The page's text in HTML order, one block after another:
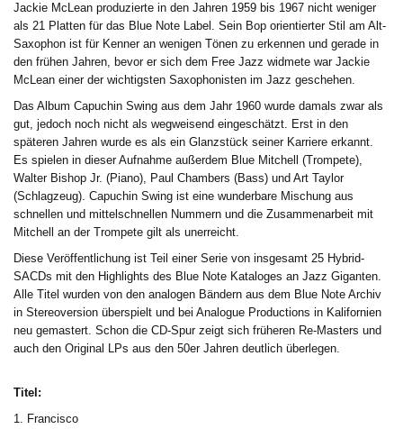
Jackie McLean produzierte in den Jahren 1959 bis 1967 nicht weniger
als 21 Platten für das Blue Note Label. Sein Bop orientierter Stil am Alt-
Saxophon ist für Kenner an wenigen Tönen zu erkennen und gerade in
den frühen Jahren, bevor er sich dem Free Jazz widmete war Jackie
McLean einer der wichtigsten Saxophonisten im Jazz geschehen.
Das Album Capuchin Swing aus dem Jahr 1960 wurde damals zwar als
gut, jedoch noch nicht als wegweisend eingeschätzt. Erst in den
späteren Jahren wurde es als ein Glanzstück seiner Karriere erkannt.
Es spielen in dieser Aufnahme außerdem Blue Mitchell (Trompete),
Walter Bishop Jr. (Piano), Paul Chambers (Bass) und Art Taylor
(Schlagzeug). Capuchin Swing ist eine wunderbare Mischung aus
schnellen und mittelschnellen Nummern und die Zusammenarbeit mit
Mitchell an der Trompete gilt als unerreicht.
Diese Veröffentlichung ist Teil einer Serie von insgesamt 25 Hybrid-
SACDs mit den Highlights des Blue Note Kataloges an Jazz Giganten.
Alle Titel wurden von den analogen Bändern aus dem Blue Note Archiv
in Stereoversion überspielt und bei Analogue Productions in Kalifornien
neu gemastert. Schon die CD-Spur zeigt sich früheren Re-Masters und
auch den Original LPs aus den 50er Jahren deutlich überlegen.
Titel:
1. Francisco